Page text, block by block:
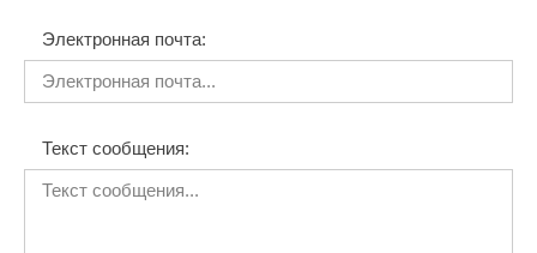
Электронная почта:
Текст сообщения: